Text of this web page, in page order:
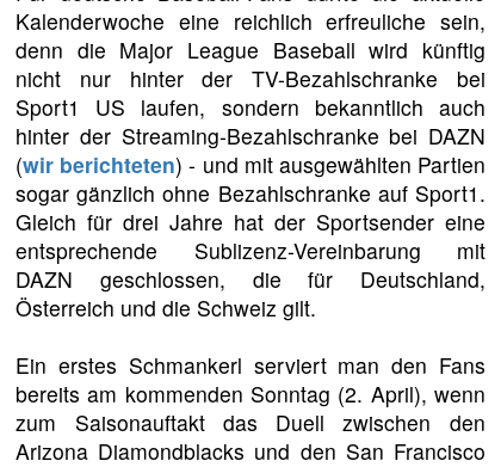
Kalenderwoche eine reichlich erfreuliche sein,
denn die Major League Baseball wird künftig
nicht nur hinter der TV-Bezahlschranke bei
Sport1 US laufen, sondern bekanntlich auch
hinter der Streaming-Bezahlschranke bei DAZN
(wir berichteten) - und mit ausgewählten Partien
sogar gänzlich ohne Bezahlschranke auf Sport1.
Gleich für drei Jahre hat der Sportsender eine
entsprechende Sublizenz-Vereinbarung mit
DAZN geschlossen, die für Deutschland,
Österreich und die Schweiz gilt.
Ein erstes Schmankerl serviert man den Fans
bereits am kommenden Sonntag (2. April), wenn
zum Saisonauftakt das Duell zwischen den
Arizona Diamondblacks und den San Francisco